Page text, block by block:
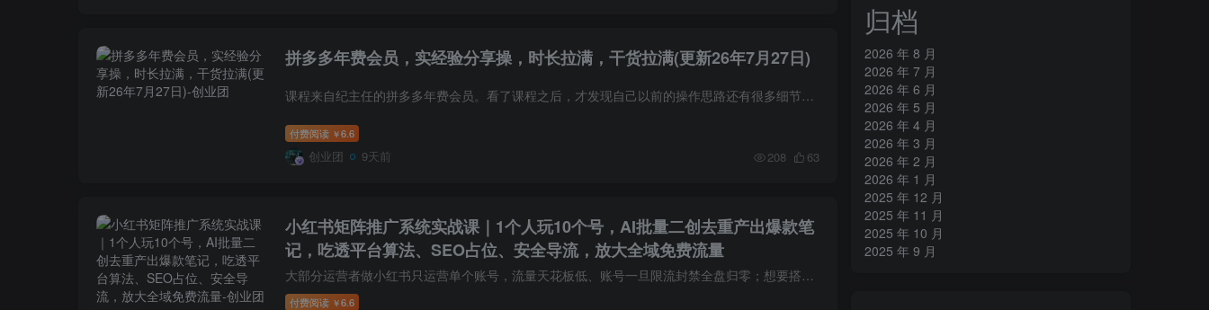
拼多多年费会员，实经验分享操，时长拉满，干货拉满(更新26年7月27日)
课程来自纪主任的拼多多年费会员。看了课程之后，才发现自己以前的操作思路还有很多细节要完善优化，甚至底层逻辑完全不对需要重来，学了正确的方法之后才懂得什么叫做“稳定盈利”，所以，有可...
付费阅读 ￥6.6
创业团 9天前 208 63
小红书矩阵推广系统实战课｜1个人玩10个号，AI批量二创去重产出爆款笔
记，吃透平台算法、SEO占位、安全导流，放大全域免费流量
大部分运营者做小红书只运营单个账号，流量天花板低、账号一旦限流封禁全盘归零；想要搭建矩阵放大流量，却不懂多账号设备、手机卡、流量环境的合规配置，批量养号极易批量翻车封号；产出笔记效...
付费阅读 ￥6.6
归档
2026 年 8 月
2026 年 7 月
2026 年 6 月
2026 年 5 月
2026 年 4 月
2026 年 3 月
2026 年 2 月
2026 年 1 月
2025 年 12 月
2025 年 11 月
2025 年 10 月
2025 年 9 月